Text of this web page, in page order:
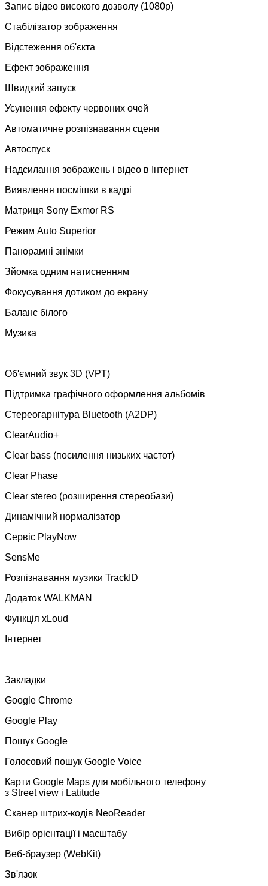
Запис відео високого дозволу (1080p)
Стабілізатор зображення
Відстеження об'єкта
Ефект зображення
Швидкий запуск
Усунення ефекту червоних очей
Автоматичне розпізнавання сцени
Автоспуск
Надсилання зображень і відео в Інтернет
Виявлення посмішки в кадрі
Матриця Sony Exmor RS
Режим Auto Superior
Панорамні знімки
Зйомка одним натисненням
Фокусування дотиком до екрану
Баланс білого
Музика
Об'ємний звук 3D (VPT)
Підтримка графічного оформлення альбомів
Стереогарнітура Bluetooth (A2DP)
ClearAudio+
Clear bass (посилення низьких частот)
Clear Phase
Clear stereo (розширення стереобази)
Динамічний нормалізатор
Сервіс PlayNow
SensMe
Розпізнавання музики TrackID
Додаток WALKMAN
Функція xLoud
Інтернет
Закладки
Google Chrome
Google Play
Пошук Google
Голосовий пошук Google Voice
Карти Google Maps для мобільного телефону
з Street view і Latitude
Сканер штрих-кодів NeoReader
Вибір орієнтації і масштабу
Веб-браузер (WebKit)
Зв'язок